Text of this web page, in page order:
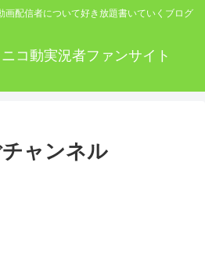
画配信者について好き放題書いていくブログ
コ動実況者ファンサイト
ャンネル